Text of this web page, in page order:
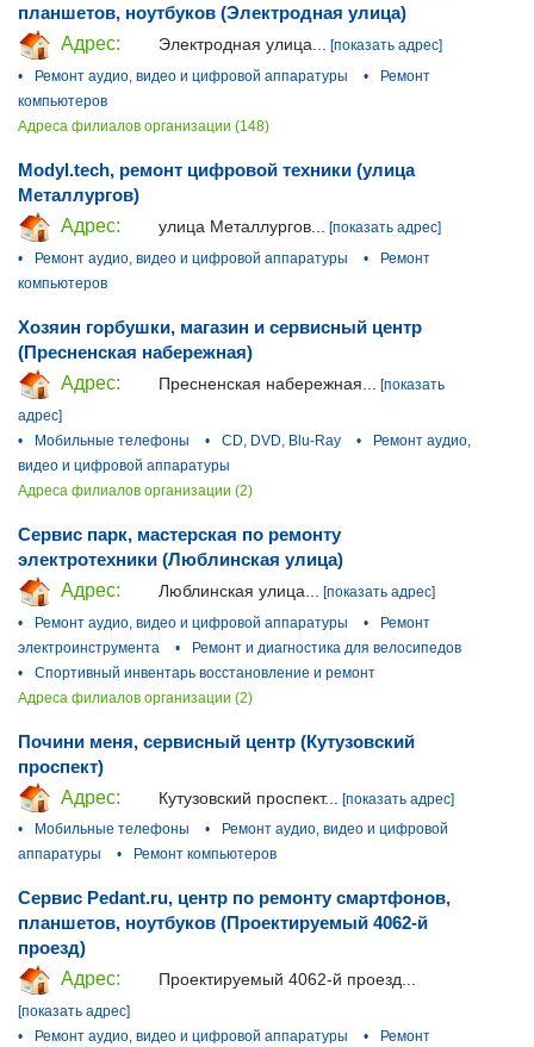
планшетов, ноутбуков (Электродная улица)
Адрес:
Электродная улица... [показать адрес]
•
Ремонт аудио, видео и цифровой аппаратуры •
Ремонт
компьютеров
Адреса филиалов организации (148)
Modyl.tech, ремонт цифровой техники (улица
Металлургов)
Адрес:
улица Металлургов... [показать адрес]
•
Ремонт аудио, видео и цифровой аппаратуры •
Ремонт
компьютеров
Хозяин горбушки, магазин и сервисный центр
(Пресненская набережная)
Адрес:
Пресненская набережная...
[показать
адрес]
•
Мобильные телефоны • CD, DVD, Blu-Ray •
Ремонт аудио,
видео и цифровой аппаратуры
Адреса филиалов организации (2)
Сервис парк, мастерская по ремонту
электротехники (Люблинская улица)
Адрес:
Люблинская улица...
[показать адрес]
•
Ремонт аудио, видео и цифровой аппаратуры •
Ремонт
электроинструмента
•
Ремонт и диагностика для велосипедов
•
Спортивный инвентарь восстановление и ремонт
Адреса филиалов организации (2)
Почини меня, сервисный центр (Кутузовский
проспект)
Адрес:
Кутузовский проспект...
[показать адрес]
•
Мобильные телефоны •
Ремонт аудио, видео и цифровой
аппаратуры
• Ремонт компьютеров
Сервис Pedant.ru, центр по ремонту смартфонов,
планшетов, ноутбуков (Проектируемый 4062-й
проезд)
Адрес:
Проектируемый 4062-й проезд...
[показать адрес]
•
Ремонт аудио, видео и цифровой аппаратуры •
Ремонт